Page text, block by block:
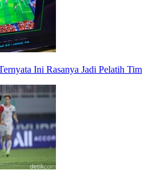
Ini Rasanya Jadi Pelatih Tim